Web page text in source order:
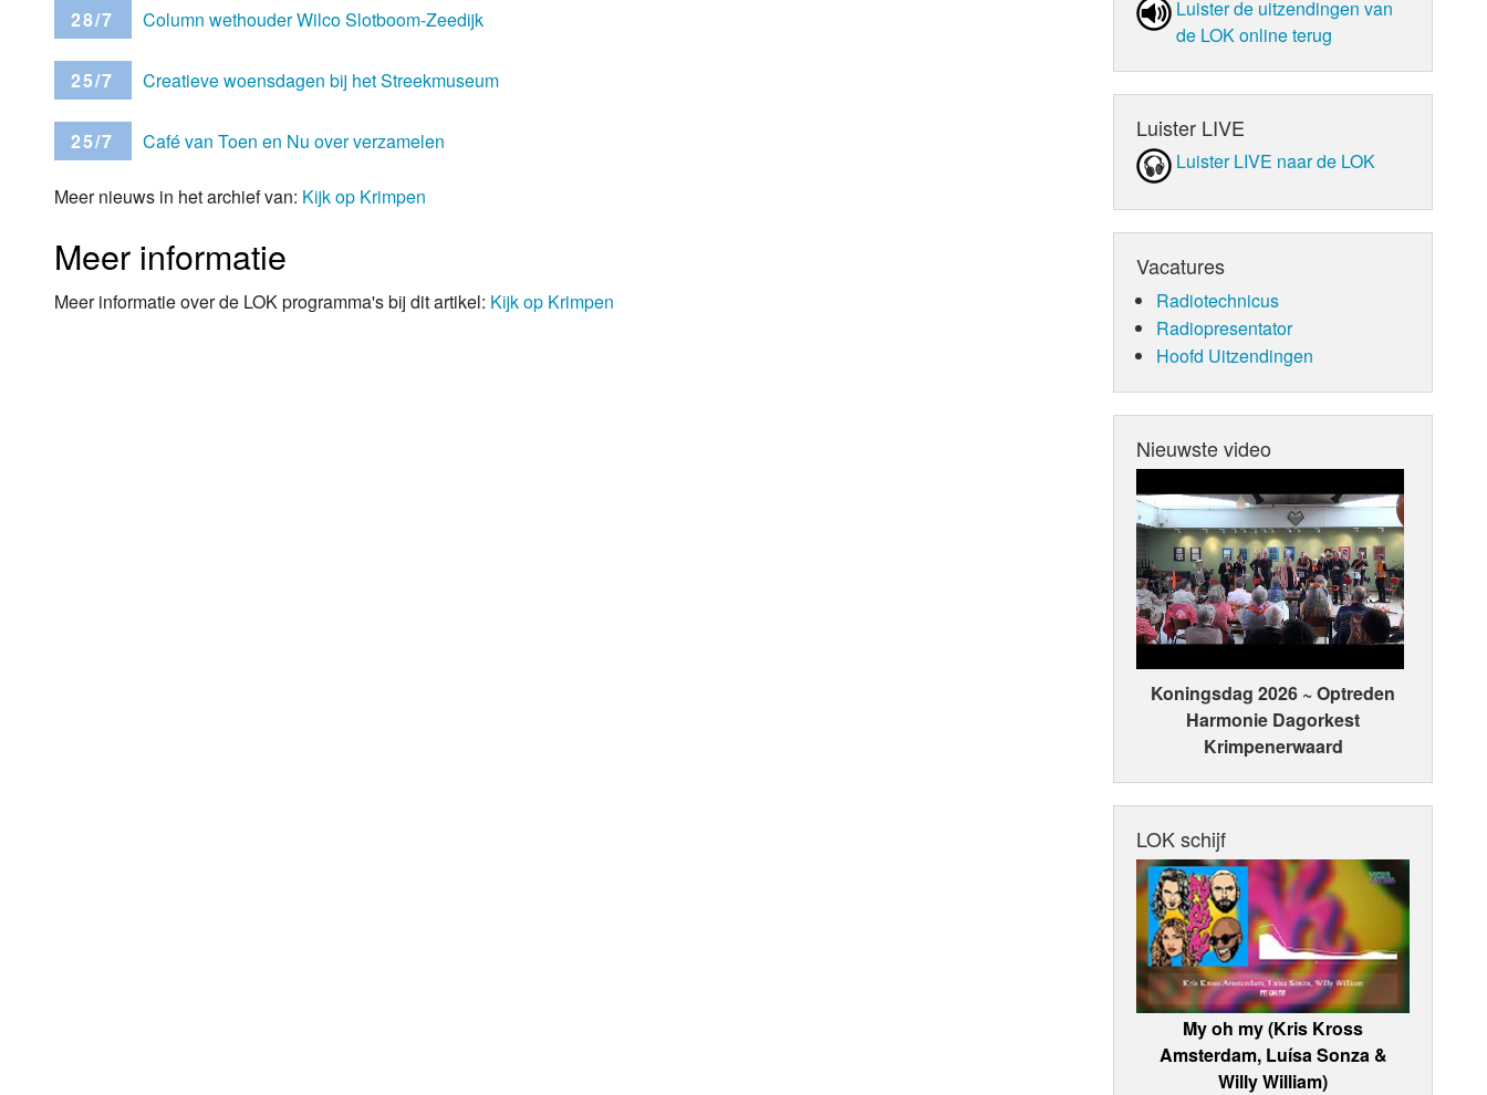
28/7 Column wethouder Wilco Slotboom-Zeedijk
25/7 Creatieve woensdagen bij het Streekmuseum
25/7 Café van Toen en Nu over verzamelen
Meer nieuws in het archief van: Kijk op Krimpen
Meer informatie
Meer informatie over de LOK programma's bij dit artikel: Kijk op Krimpen
Luister de uit­zen­din­gen van
de LOK online terug
Luister LIVE
Luister LIVE naar de LOK
Vacatures
Radiotechnicus
Radiopresentator
Hoofd Uitzendingen
Nieuwste video
Koningsdag 2026 ~ Optreden
Harmonie Dagorkest
Krimpenerwaard
LOK schijf
My oh my (Kris Kross
Amsterdam, Luísa Sonza &
Willy William)